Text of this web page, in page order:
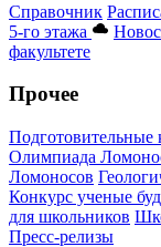
Справочник
5-го этажа
факультете
Прочее
Подготовительные
Олимпиада
Ломоносов
Конкурс ученые
для школьников
Пресс-релизы